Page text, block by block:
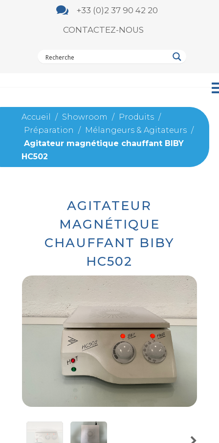

+33 (0)2 37 90 42 20
CONTACTEZ-NOUS
Accueil / Showroom / Produits /
Préparation / Mélangeurs & Agitateurs /
Agitateur magnétique chauffant BIBY
HC502
AGITATEUR
MAGNÉTIQUE
CHAUFFANT BIBY
HC502